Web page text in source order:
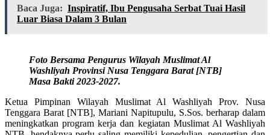
Baca Juga: Inspiratif, Ibu Pengusaha Serbat Tuai Hasil
Luar Biasa Dalam 3 Bulan
Foto Bersama Pengurus Wilayah Muslimat Al
Washliyah Provinsi Nusa Tenggara Barat [NTB]
Masa Bakti 2023-2027.
Ketua Pimpinan Wilayah Muslimat Al Washliyah Prov. Nusa
Tenggara Barat [NTB], Mariani Napitupulu, S.Sos. berharap dalam
meningkatkan program kerja dan kegiatan Muslimat Al Washliyah